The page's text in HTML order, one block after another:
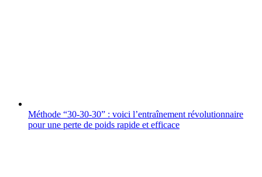
Méthode “30-30-30” : voici l’entraînement révolutionnaire
pour une perte de poids rapide et efficace